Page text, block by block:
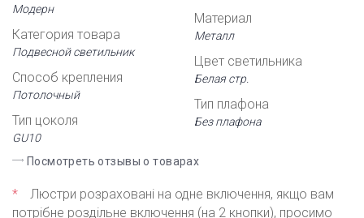
Модерн
Категория товара
Подвесной светильник
Способ крепления
Потолочный
Тип цоколя
GU10
Материал
Металл
Цвет светильника
Белая стр.
Тип плафона
Без плафона
Посмотреть отзывы о товарах
*
Люстри розраховані на одне включення, якщо вам
потрібне роздільне включення (на 2 кнопки), просимо